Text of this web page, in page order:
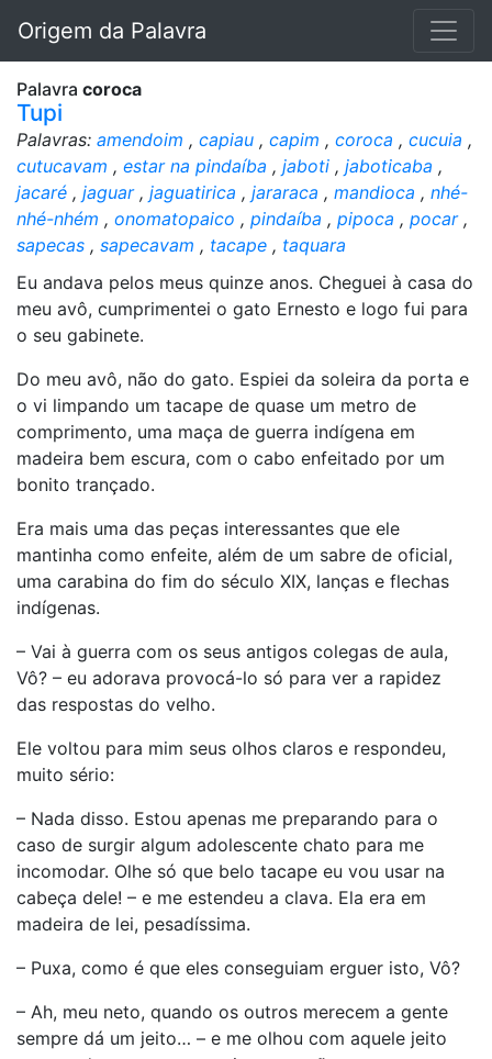
Origem da Palavra
Palavra coroca
Tupi
Palavras: amendoim , capiau , capim , coroca , cucuia ,
cutucavam , estar na pindaíba , jaboti , jaboticaba ,
jacaré , jaguar, jaguatirica , jararaca , mandioca , nhé-
nhé-nhém , onomatopaico , pindaíba , pipoca , pocar,
sapecas , sapecavam , tacape , taquara
Eu andava pelos meus quinze anos. Cheguei à casa do
meu avô, cumprimentei o gato Ernesto e logo fui para
o seu gabinete.
Do meu avô, não do gato. Espiei da soleira da porta e
o vi limpando um tacape de quase um metro de
comprimento, uma maça de guerra indígena em
madeira bem escura, com o cabo enfeitado por um
bonito trançado.
Era mais uma das peças interessantes que ele
mantinha como enfeite, além de um sabre de oficial,
uma carabina do fim do século XIX, lanças e flechas
indígenas.
– Vai à guerra com os seus antigos colegas de aula,
Vô? – eu adorava provocá-lo só para ver a rapidez
das respostas do velho.
Ele voltou para mim seus olhos claros e respondeu,
muito sério:
– Nada disso. Estou apenas me preparando para o
caso de surgir algum adolescente chato para me
incomodar. Olhe só que belo tacape eu vou usar na
cabeça dele! – e me estendeu a clava. Ela era em
madeira de lei, pesadíssima.
– Puxa, como é que eles conseguiam erguer isto, Vô?
– Ah, meu neto, quando os outros merecem a gente
sempre dá um jeito… – e me olhou com aquele jeito